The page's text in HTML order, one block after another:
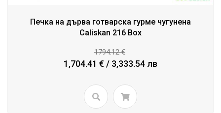
Печка на дърва готварска гурме чугунена
Caliskan 216 Box
1794.12 €
1,704.41 € / 3,333.54 лв